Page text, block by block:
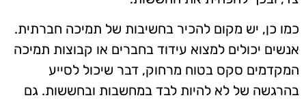
כמו כן, יש מקום להכיר בחשיבות של תמיכה חברתית.
אנשים יכולים למצוא עידוד בחברים או קבוצות תמיכה
המקדמים סקס בטוח מרחוק, דבר שיכול לסייע
בהרגשה של לא להיות לבד במחשבות ובחששות. גם